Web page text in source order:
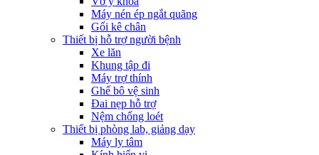
Máy nén ép ngắt quãng
Gối kê chân
Thiết bị hỗ trợ người bệnh
Xe lăn
Khung tập đi
Máy trợ thính
Ghế bô vệ sinh
Đai nẹp hỗ trợ
Nệm chống loét
Thiết bị phòng lab, giảng dạy
Máy ly tâm